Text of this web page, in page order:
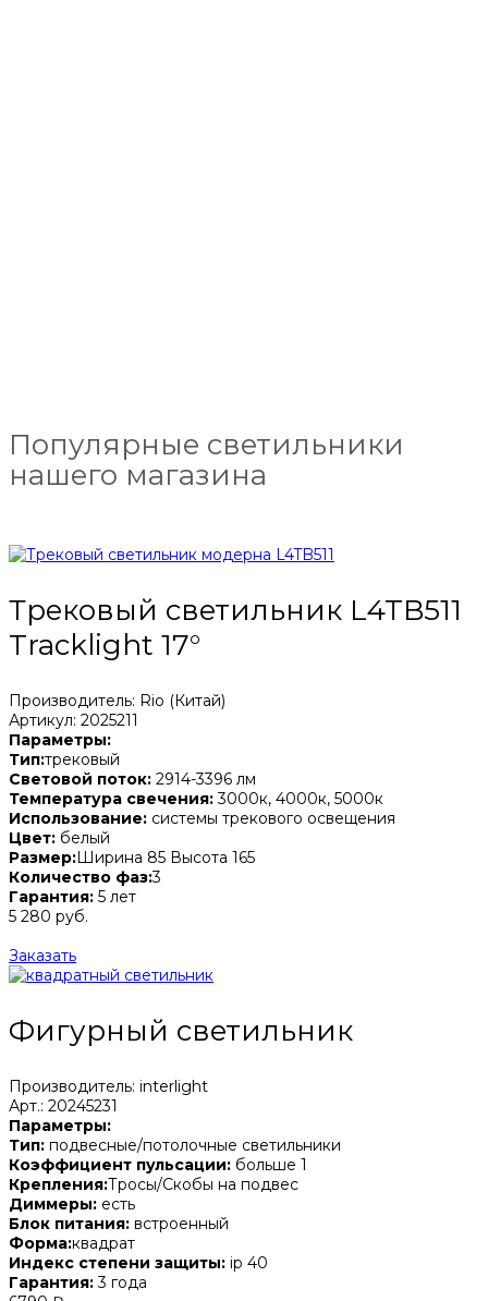
Популярные светильники
нашего магазина
Трековый светильник L4TB511
Tracklight 17°
Производитель: Rio (Китай)
Артикул: 2025211
Параметры:
Тип:трековый
Световой поток: 2914-3396 лм
Температура свечения:3000к, 4000к, 5000к
Использование: системы трекового освещения
Цвет: белый
Размер:Ширина 85 Высота 165
Количество фаз:3
Гарантия: 5 лет
5 280 руб.
Заказать
Фигурный светильник
Производитель: interlight
Арт.: 20245231
Параметры:
Тип: подвесные/потолочные светильники
Коэффициент пульсации: больше 1
Крепления:Тросы/Скобы на подвес
Диммеры: есть
Блок питания: встроенный
Форма:квадрат
Индекс степени защиты: ip 40
Гарантия:3 года